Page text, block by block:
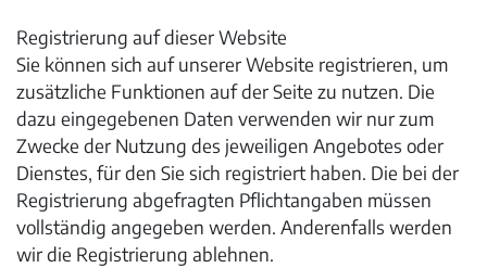
Registrierung auf dieser Website
Sie können sich auf unserer Website registrieren, um
zusätzliche Funktionen auf der Seite zu nutzen. Die
dazu eingegebenen Daten verwenden wir nur zum
Zwecke der Nutzung des jeweiligen Angebotes oder
Dienstes, für den Sie sich registriert haben. Die bei der
Registrierung abgefragten Pflichtangaben müssen
vollständig angegeben werden. Anderenfalls werden
wir die Registrierung ablehnen.